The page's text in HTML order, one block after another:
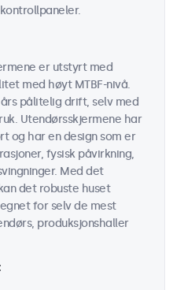
er utstyrt med
med høyt MTBF-nivå.
pålitelig drift, selv med
Utendørsskjermene har
og har en design som er
fysisk påvirkning,
Med det
det robuste huset
for selv de mest
produksjonshaller